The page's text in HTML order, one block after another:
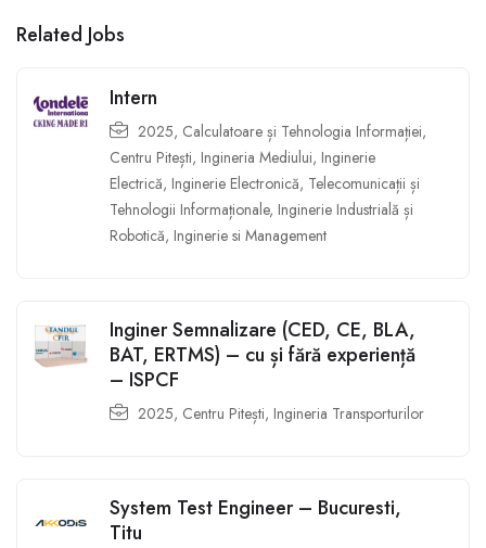
Related Jobs
Intern
2025, Calculatoare și Tehnologia Informației,
Centru Pitești, Ingineria Mediului, Inginerie
Electrică, Inginerie Electronică, Telecomunicații și
Tehnologii Informaționale, Inginerie Industrială și
Robotică, Inginerie si Management
Inginer Semnalizare (CED, CE, BLA,
BAT, ERTMS) – cu și fără experiență
– ISPCF
2025, Centru Pitești, Ingineria Transporturilor
System Test Engineer – Bucuresti,
Titu